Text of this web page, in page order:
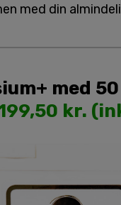
med din
med
kr.